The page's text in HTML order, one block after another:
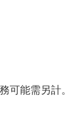
可能需另計。